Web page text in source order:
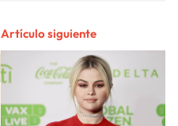
Artículo siguiente